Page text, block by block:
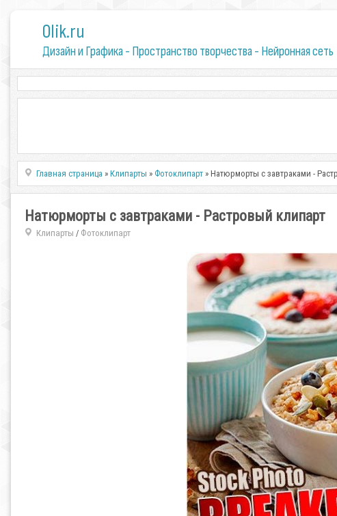
0lik.ru
Дизайн и Графика - Пространство творчества - Нейронная сеть
Главная страница »Клипарты » Фотоклипарт » Натюрморты с завтраками -
Натюрморты с завтраками - Растровый клипарт
Клипарты / Фотоклипарт